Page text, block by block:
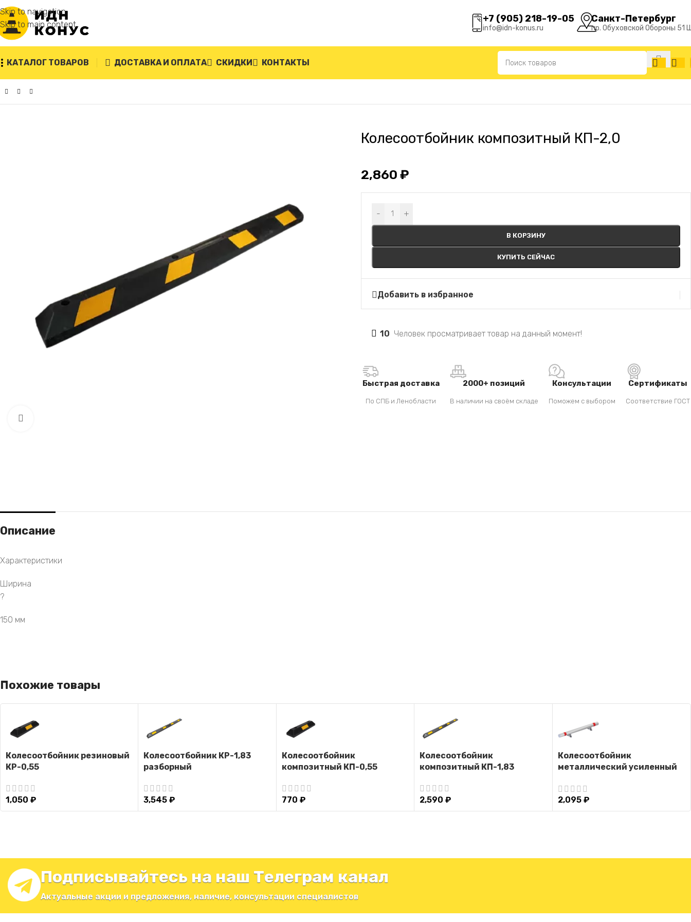
Skip to navigation
Skip to main content
+7 (905) 218-19-05
info@idn-konus.ru
Санкт-Петербург
пр. Обуховской Обороны 51
КАТАЛОГ ТОВАРОВ ДОСТАВКА И ОПЛАТА СКИДКИ
КОНТАКТЫ
Колесоотбойник композитный КП-2,0
2,860 ₽
- +
В КОРЗИНУ
КУПИТЬ СЕЙЧАС
Alternative:
Добавить в избранное
10 Человек просматривает товар на данный момент!
Быстрая доставка
По СПБ и Ленобласти
2000+ позиций
В наличии на своём складе
Консультации
Поможем с выбором
Сертификаты
Соответствие ГОСТ
Описание
Характеристики
Ширина
?
150 мм
Похожие товары
Колесоотбойник резиновый
КР-0,55
1,050 ₽
Колесоотбойник КР-1,83
разборный
3,545₽
Колесоотбойник
композитный КП-0,55
770 ₽
Колесоотбойник
композитный КП-1,83
2,590₽
Колесоотбойник
металлический усиленный
2,095 ₽
Подписывайтесь на наш Телеграм канал
Актуальные акции и предложения, наличие, консультации специалистов